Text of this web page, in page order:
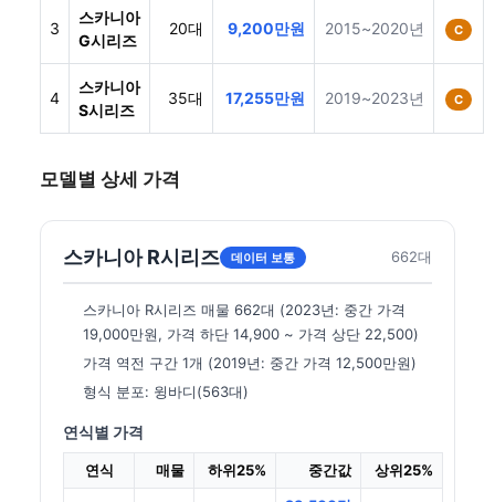
3
스카니아
G시리즈
20대 9,200만원 2015~2020년 C
4
스카니아
S시리즈
35대 17,255만원 2019~2023년 C
모델별 상세 가격
스카니아 R시리즈 데이터 보통 662대
스카니아 R시리즈 매물 662대 (2023년: 중간 가격
19,000만원, 가격 하단 14,900 ~ 가격 상단 22,500)
가격 역전 구간 1개 (2019년: 중간 가격 12,500만원)
형식 분포: 윙바디(563대)
연식별 가격
연식 매물 하위25% 중간값 상위25%